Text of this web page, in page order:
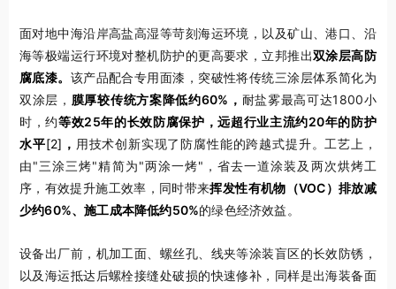
面对地中海沿岸高盐高湿等苛刻海运环境，以及矿山、港口、沿
海等极端运行环境对整机防护的更高要求，立邦推出双涂层高防
腐底漆。 该产品配合专用面漆，突破性将传统三涂层体系简化为
双涂层， 膜厚较传统方案降低约60%， 耐盐雾最高可达1800小
时，约等效25年的长效防腐保护，远超行业主流约20年的防护
水平[2] ， 用技术创新实现了防腐性能的跨越式提升。工艺上，
由"三涂三烤"精简为"两涂一烤"，省去一道涂装及两次烘烤工
序，有效提升施工效率，同时带来挥发性有机物（VOC）排放减
少约60%、施工成本降低约50%的绿色经济效益。
设备出厂前，机加工面、螺丝孔、线夹等涂装盲区的长效防锈，
以及海运抵达后螺栓接缝处破损的快速修补，同样是出海装备面